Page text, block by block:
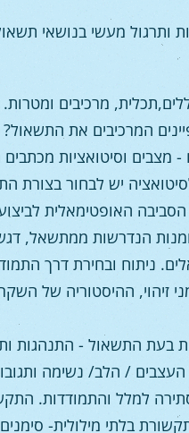
ותרגול מעשי בנושאי
מרכיבים ומטרות. משך
המרכיבים את התשאול? משך 3
- מצבים וסיטואציות
יש לבחור בצורת
האופטימאלית לביצוע
הנדרשות ממתשאל, דגשים.
ניתוח ובחירת דרך
זיהוי, ההיסטוריה של
בעת התשאול - התנהגות
/ הלב/ נשימה ותגובות
למלל והתמודדות.